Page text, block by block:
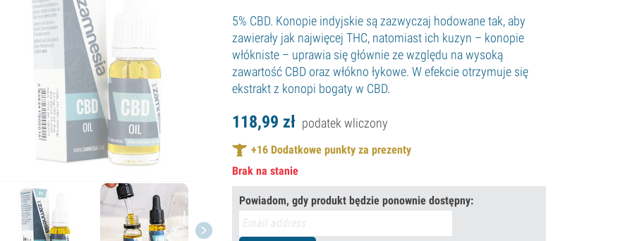
5% CBD. Konopie indyjskie są zazwyczaj hodowane tak, aby
zawierały jak najwięcej THC, natomiast ich kuzyn – konopie
włókniste – uprawia się głównie ze względu na wysoką
zawartość CBD oraz włókno łykowe. W efekcie otrzymuje się
ekstrakt z konopi bogaty w CBD.
118,99 zł podatek wliczony
+16 Dodatkowe punkty za prezenty
Brak na stanie
Powiadom, gdy produkt będzie ponownie dostępny: